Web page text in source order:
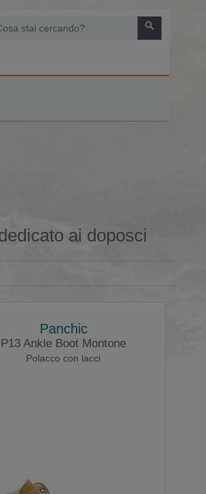
ai doposci
Panchic
P13 Ankle Boot Montone
Polacco con lacci